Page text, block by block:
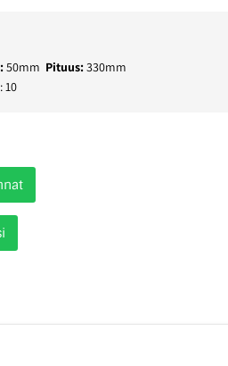
50mm Pituus:330mm
10